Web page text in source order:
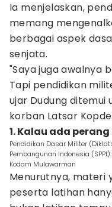
Ia menjelaskan,
memang
berbagai aspek
senjata.
"Saya juga awalnya
Tapi pendidikan
ujar Dudung ditemui
korban Latsar
1. Kalau ada
Pendidikan Dasar Militer
Pembangunan Indonesia
Kodam Mulawarman
Menurutnya, materi
peserta latihan